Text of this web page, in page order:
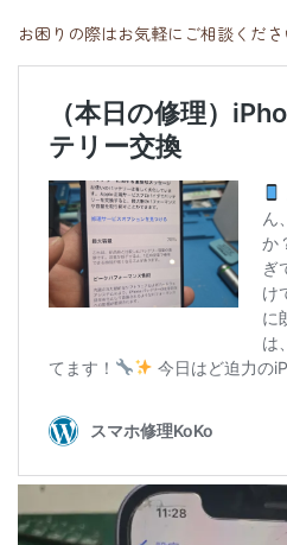
お困りの際はお気軽にご相談くださ